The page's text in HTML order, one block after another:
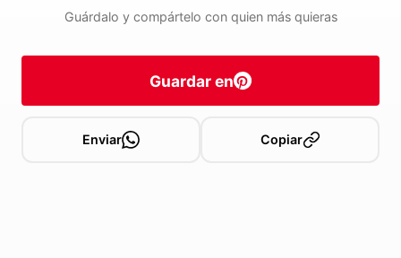
Guárdalo y compártelo con quien más quieras
Guardar en
Enviar Copiar